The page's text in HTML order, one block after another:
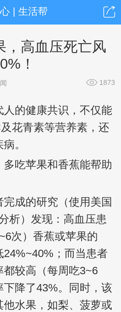
| 生活帮
，高血压死亡风
！
1873
的健康共识，不仅能
花青素等营养素，还
。
吃苹果和香蕉能帮助
成的研究（使用美国
析）发现：高血压患
次）香蕉或苹果的
24%~40%；而当患者
较高（每周吃3~6
降了43%。同时，该
水果，如梨、菠萝或